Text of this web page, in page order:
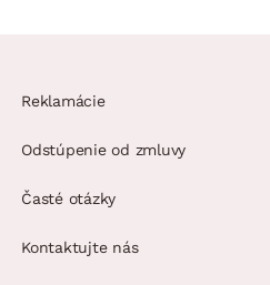
Reklamácie
Odstúpenie od zmluvy
Časté otázky
Kontaktujte nás